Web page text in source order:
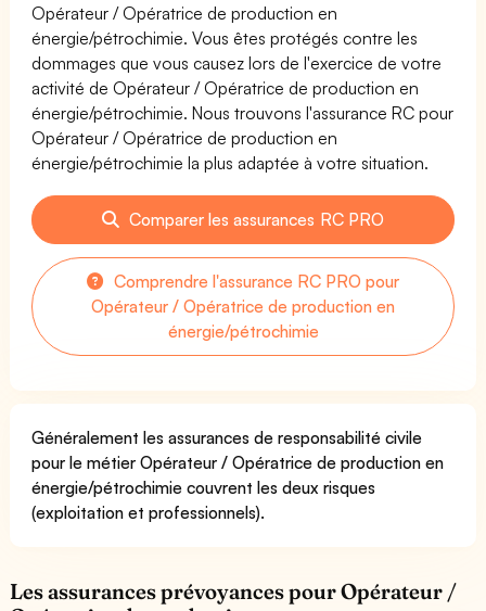
Opérateur / Opératrice de production en
énergie/pétrochimie. Vous êtes protégés contre les
dommages que vous causez lors de l'exercice de votre
activité de Opérateur / Opératrice de production en
énergie/pétrochimie. Nous trouvons l'assurance RC pour
Opérateur / Opératrice de production en
énergie/pétrochimie la plus adaptée à votre situation.
Comparer les assurances RC PRO
Comprendre l'assurance RC PRO pour
Opérateur / Opératrice de production en
énergie/pétrochimie
Généralement les assurances de responsabilité civile
pour le métier Opérateur / Opératrice de production en
énergie/pétrochimie couvrent les deux risques
(exploitation et professionnels).
Les assurances prévoyances pour Opérateur /